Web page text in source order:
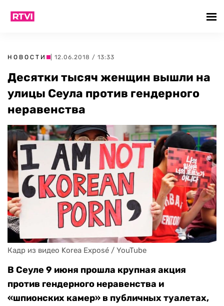
НОВОСТИ | 12.06.2018 / 13:33
Десятки тысяч женщин вышли на
улицы Сеула против гендерного
неравенства
Кадр из видео Korea Exposé / YouTube
В Сеуле 9 июня прошла крупная акция
против гендерного неравенства и
«шпионских камер» в публичных туалетах,